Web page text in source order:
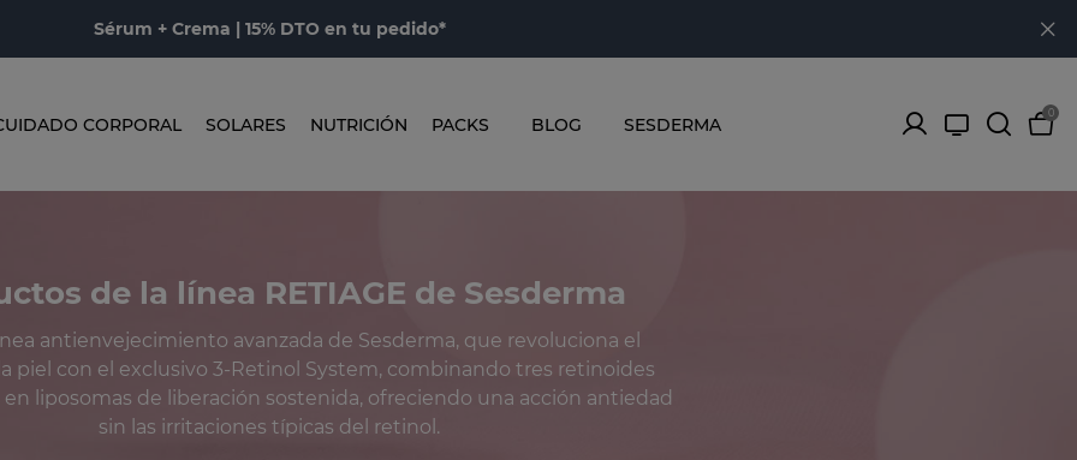
Sérum + Crema | 15% DTO en tu pedido*
CORPORAL SOLARES NUTRICIÓN PACKS BLOG SESDERMA
0
de la línea RETIAGE de Sesderma
antienvejecimiento avanzada de Sesderma, que revoluciona el
piel con el exclusivo 3-Retinol System, combinando tres retinoides
liposomas de liberación sostenida, ofreciendo una acción antiedad
sin las irritaciones típicas del retinol.